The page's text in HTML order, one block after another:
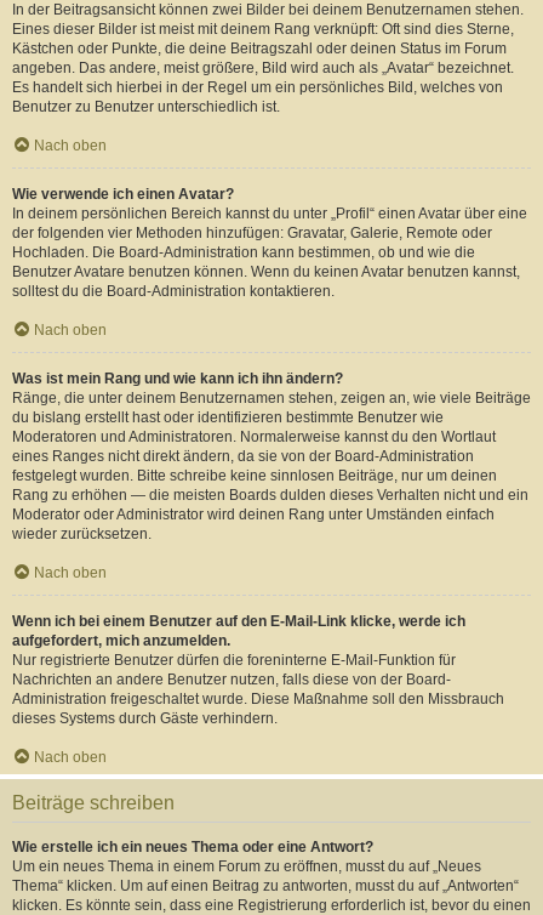
In der Beitragsansicht können zwei Bilder bei deinem Benutzernamen stehen.
Eines dieser Bilder ist meist mit deinem Rang verknüpft: Oft sind dies Sterne,
Kästchen oder Punkte, die deine Beitragszahl oder deinen Status im Forum
angeben. Das andere, meist größere, Bild wird auch als „Avatar“ bezeichnet.
Es handelt sich hierbei in der Regel um ein persönliches Bild, welches von
Benutzer zu Benutzer unterschiedlich ist.
Nach oben
Wie verwende ich einen Avatar?
In deinem persönlichen Bereich kannst du unter „Profil“ einen Avatar über eine
der folgenden vier Methoden hinzufügen: Gravatar, Galerie, Remote oder
Hochladen. Die Board-Administration kann bestimmen, ob und wie die
Benutzer Avatare benutzen können. Wenn du keinen Avatar benutzen kannst,
solltest du die Board-Administration kontaktieren.
Nach oben
Was ist mein Rang und wie kann ich ihn ändern?
Ränge, die unter deinem Benutzernamen stehen, zeigen an, wie viele Beiträge
du bislang erstellt hast oder identifizieren bestimmte Benutzer wie
Moderatoren und Administratoren. Normalerweise kannst du den Wortlaut
eines Ranges nicht direkt ändern, da sie von der Board-Administration
festgelegt wurden. Bitte schreibe keine sinnlosen Beiträge, nur um deinen
Rang zu erhöhen — die meisten Boards dulden dieses Verhalten nicht und ein
Moderator oder Administrator wird deinen Rang unter Umständen einfach
wieder zurücksetzen.
Nach oben
Wenn ich bei einem Benutzer auf den E-Mail-Link klicke, werde ich
aufgefordert, mich anzumelden.
Nur registrierte Benutzer dürfen die foreninterne E-Mail-Funktion für
Nachrichten an andere Benutzer nutzen, falls diese von der Board-
Administration freigeschaltet wurde. Diese Maßnahme soll den Missbrauch
dieses Systems durch Gäste verhindern.
Nach oben
Beiträge schreiben
Wie erstelle ich ein neues Thema oder eine Antwort?
Um ein neues Thema in einem Forum zu eröffnen, musst du auf „Neues
Thema“ klicken. Um auf einen Beitrag zu antworten, musst du auf „Antworten“
klicken. Es könnte sein, dass eine Registrierung erforderlich ist, bevor du einen